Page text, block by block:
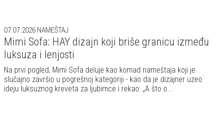
07.07.2026 NAMEŠTAJ
Mimi Sofa: HAY dizajn koji briše granicu između
luksuza i lenjosti
Na prvi pogled, Mimi Sofa deluje kao komad nameštaja koji je
slučajno završio u pogrešnoj kategoriji - kao da je dizajner uzeo
ideju luksuznog kreveta za ljubimce i rekao: „A što o...